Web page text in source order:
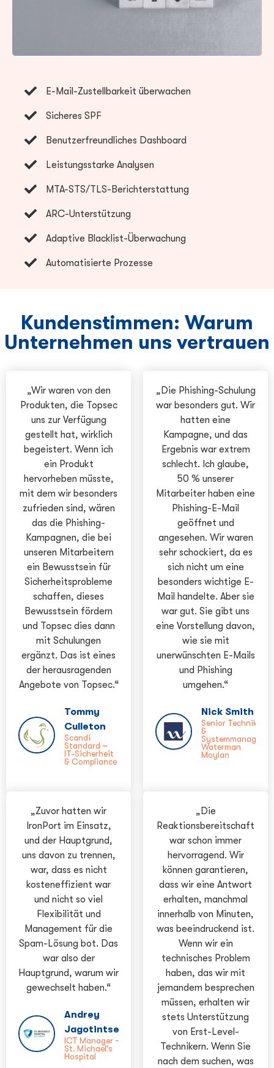
E-Mail-Zustellbarkeit überwachen
Sicheres SPF
Benutzerfreundliches Dashboard
Leistungsstarke Analysen
MTA-STS/TLS-Berichterstattung
ARC-Unterstützung
Adaptive Blacklist-Überwachung
Automatisierte Prozesse
Kundenstimmen: Warum
Unternehmen uns vertrauen
„Wir waren von den
Produkten, die Topsec
uns zur Verfügung
gestellt hat, wirklich
begeistert. Wenn ich
ein Produkt
hervorheben müsste,
mit dem wir besonders
zufrieden sind, wären
das die Phishing-
Kampagnen, die bei
unseren Mitarbeitern
ein Bewusstsein für
Sicherheitsprobleme
schaffen, dieses
Bewusstsein fördern
und Topsec dies dann
mit Schulungen
ergänzt. Das ist eines
der herausragenden
Angebote von Topsec.“
Tommy
Culleton
Scandi
Standard –
IT-Sicherheit
& Compliance
„Die Phishing-Schulung
war besonders gut. Wir
hatten eine
Kampagne, und das
Ergebnis war extrem
schlecht. Ich glaube,
50 % unserer
Mitarbeiter haben eine
Phishing-E-Mail
geöffnet und
angesehen. Wir waren
sehr schockiert, da es
sich nicht um eine
besonders wichtige E-
Mail handelte. Aber sie
war gut. Sie gibt uns
eine Vorstellung davon,
wie sie mit
unerwünschten E-Mails
und Phishing
umgehen.“
Nick Smith
Senior Techniker
&
Systemmanager,
Waterman
Moylan
„Zuvor hatten wir
IronPort im Einsatz,
und der Hauptgrund,
uns davon zu trennen,
war, dass es nicht
kosteneffizient war
und nicht so viel
Flexibilität und
Management für die
Spam-Lösung bot. Das
war also der
Hauptgrund, warum wir
gewechselt haben.“
Andrey
Jagotintsev
ICT Manager –
St. Michael's
Hospital
„Die
Reaktionsbereitschaft
war schon immer
hervorragend. Wir
können garantieren,
dass wir eine Antwort
erhalten, manchmal
innerhalb von Minuten,
was beeindruckend ist.
Wenn wir ein
technisches Problem
haben, das wir mit
jemandem besprechen
müssen, erhalten wir
stets Unterstützung
von Erst-Level-
Technikern. Wenn Sie
nach dem suchen, was